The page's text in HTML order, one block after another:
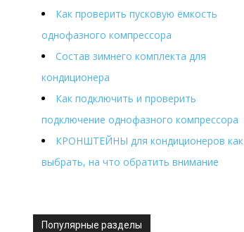
Как проверить пусковую ёмкость
однофазного компрессора
Состав зимнего комплекта для
кондиционера
Как подключить и проверить
подключение однофазного компрессора
КРОНШТЕЙНЫ для кондиционеров как
выбрать, на что обратить внимание
Популярные разделы